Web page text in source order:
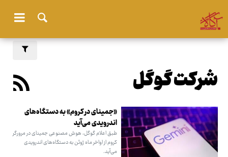
شرکت گوگل
«جمینای در کروم» به دستگاه‌های
اندرویدی می‌آید
طبق اعلام گوگل، هوش مصنوعی جمینای در مرورگر
کروم از اواخر ماه ژوئن به دستگاه‌های اندرویدی
می‌آید.